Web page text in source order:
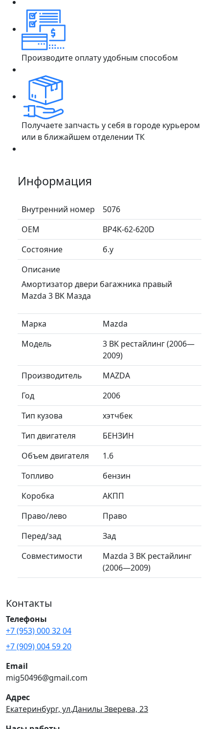
Производите оплату удобным способом
Получаете запчасть у себя в городе курьером
или в ближайшем отделении ТК
Информация
Внутренний номер
5076
ОЕМ
BP4K-62-620D
Состояние
б.у
Описание
Амортизатор двери багажника правый
Mazda 3 BK Мазда
Марка
Mazda
Модель
3 BK рестайлинг (2006—
2009)
Производитель
MAZDA
Год
2006
Тип кузова
хэтчбек
Тип двигателя
БЕНЗИН
Объем двигателя
1.6
Топливо
бензин
Коробка
АКПП
Право/лево
Право
Перед/зад
Зад
Совместимости
Mazda 3 BK рестайлинг
(2006—2009)
Контакты
Телефоны
+7 (953) 000 32 04
+7 (909) 004 59 20
Email
mig50496@gmail.com
Адрес
Екатеринбург, ул.Данилы Зверева, 23